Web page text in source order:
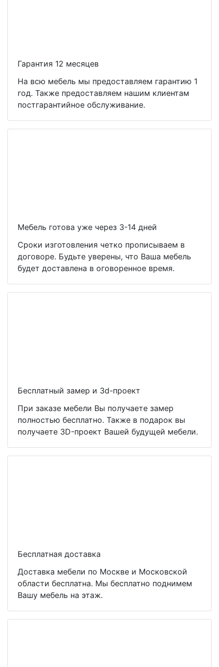
Гарантия 12 месяцев
На всю мебель мы предоставляем гарантию 1
год. Также предоставляем нашим клиентам
постгарантийное обслуживание.
Мебель готова уже через 3-14 дней
Сроки изготовления четко прописываем в
договоре. Будьте уверены, что Ваша мебель
будет доставлена в оговоренное время.
Бесплатный замер и 3d-проект
При заказе мебели Вы получаете замер
полностью бесплатно. Также в подарок вы
получаете 3D-проект Вашей будущей мебели.
Бесплатная доставка
Доставка мебели по Москве и Московской
области бесплатна. Мы бесплатно поднимем
Вашу мебель на этаж.